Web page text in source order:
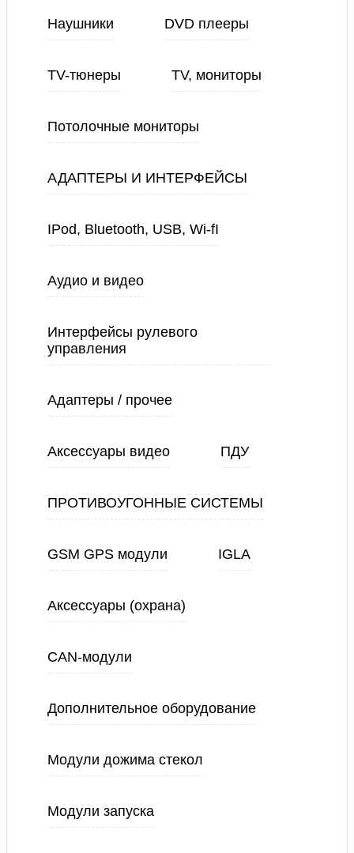
Наушники DVD плееры
TV-тюнеры TV, мониторы
Потолочные мониторы
АДАПТЕРЫ И ИНТЕРФЕЙСЫ
IPod, Bluetooth, USB, Wi-fI
Аудио и видео
Интерфейсы рулевого
управления
Адаптеры / прочее
Аксессуары видео ПДУ
ПРОТИВОУГОННЫЕ СИСТЕМЫ
GSM GPS модули IGLA
Аксессуары (охрана)
CAN-модули
Дополнительное оборудование
Модули дожима стекол
Модули запуска